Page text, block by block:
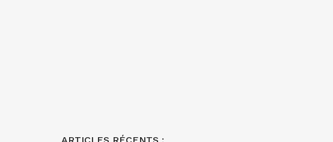
ARTICLES RÉCENTS :